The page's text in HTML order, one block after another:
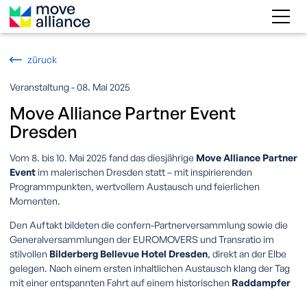
züruck
Veranstaltung - 08. Mai 2025
Move Alliance Partner Event
Dresden
Vom 8. bis 10. Mai 2025 fand das diesjährige Move Alliance Partner
Event im malerischen Dresden statt – mit inspirierenden
Programmpunkten, wertvollem Austausch und feierlichen
Momenten.
Den Auftakt bildeten die confern-Partnerversammlung sowie die
Generalversammlungen der EUROMOVERS und Transratio im
stilvollen Bilderberg Bellevue Hotel Dresden, direkt an der Elbe
gelegen. Nach einem ersten inhaltlichen Austausch klang der Tag
mit einer entspannten Fahrt auf einem historischen Raddampfer